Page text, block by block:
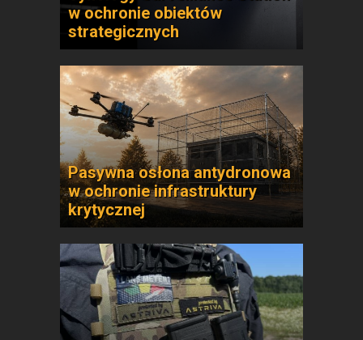
w ochronie obiektów
strategicznych
Pasywna osłona antydronowa
w ochronie infrastruktury
krytycznej